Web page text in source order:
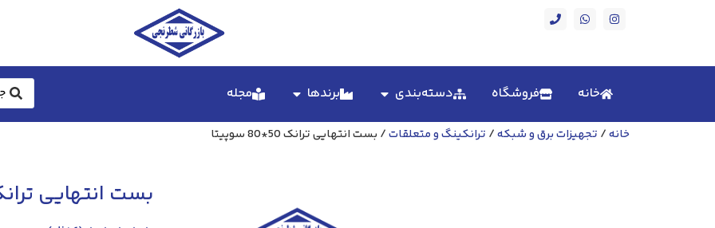
خانه فروشگاه دسته‌بندی برندها مجله
خانه/ تجهیزات برق و شبکه/ ترانکینگ و متعلقات/ بست انتهایی ترانک 50*80 سوپیتا
بست انتهایی ترانک 50*80